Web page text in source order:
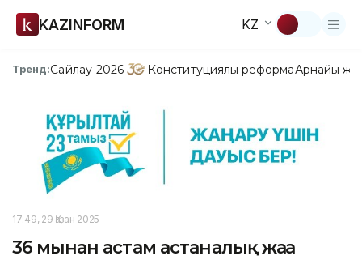
KAZINFORM KZ
Тренд:Сайлау-2026 Конституциялық реформаАрнайы
17:49, 29 Қазан 2025
36 мыңнан астам астаналық жаңа